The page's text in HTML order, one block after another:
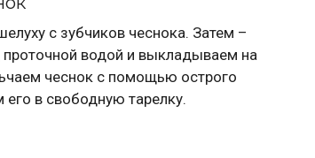
с зубчиков чеснока. Затем –
водой и выкладываем на
чеснок с помощью острого
в свободную тарелку.